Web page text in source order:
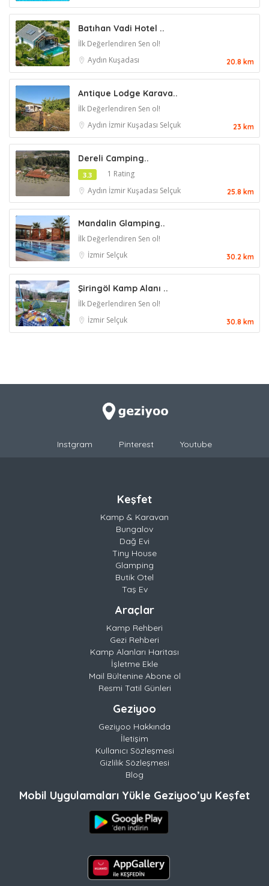
Batıhan Vadi Hotel ..
İlk Değerlendiren Sen ol!
Aydın Kuşadası 20.8 km
Antique Lodge Karava..
İlk Değerlendiren Sen ol!
Aydın İzmir Kuşadası Selçuk 23 km
Dereli Camping..
3.3
1 Rating
Aydın İzmir Kuşadası Selçuk 25.8 km
Mandalin Glamping..
İlk Değerlendiren Sen ol!
İzmir Selçuk 30.2 km
Şiringöl Kamp Alanı ..
İlk Değerlendiren Sen ol!
İzmir Selçuk 30.8 km
Instgram Pinterest Youtube
Keşfet
Kamp & Karavan
Bungalov
Dağ Evi
Tiny House
Glamping
Butik Otel
Taş Ev
Araçlar
Kamp Rehberi
Gezi Rehberi
Kamp Alanları Haritası
İşletme Ekle
Mail Bültenine Abone ol
Resmi Tatil Günleri
Geziyoo
Geziyoo Hakkında
İletişim
Kullanıcı Sözleşmesi
Gizlilik Sözleşmesi
Blog
Mobil Uygulamaları Yükle Geziyoo’yu Keşfet